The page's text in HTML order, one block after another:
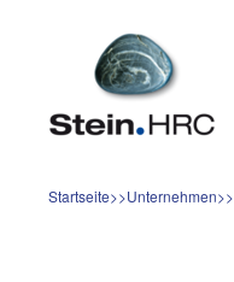
Startseite Unternehmen